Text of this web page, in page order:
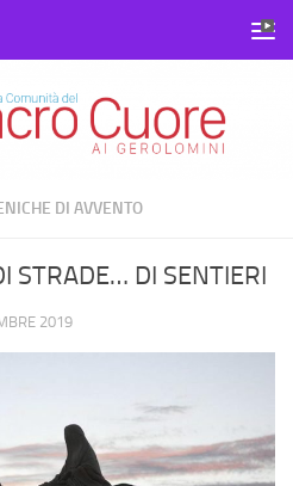
DI AVVENTO
STRADE… DI SENTIERI
2019